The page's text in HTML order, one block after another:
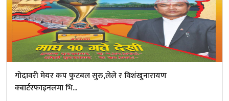
गोदावरी मेयर कप फुटबल सुरु,लेले र विशंखुनारायण
क्बार्टरफाइनलमा भि...